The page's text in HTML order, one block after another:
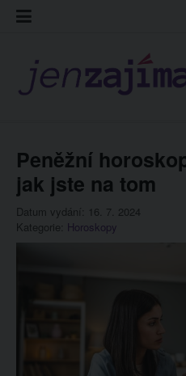
Skip
Peněžní
jak jste na tom
Datum vydání: 16. 7. 2024
Kategorie: Horoskopy